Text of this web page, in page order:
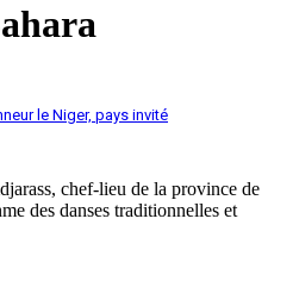
le Niger, pays invité
chef-lieu de la province de
des danses traditionnelles et